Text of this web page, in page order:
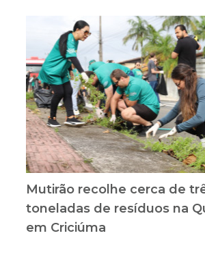
Mutirão recolhe cerca de
toneladas de resíduos na
em Criciúma